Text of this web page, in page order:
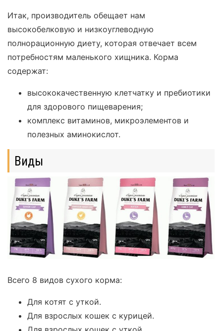
Итак, производитель обещает нам
высокобелковую и низкоуглеводную
полнорационную диету, которая отвечает всем
потребностям маленького хищника. Корма
содержат:
высококачественную клетчатку и пребиотики
для здорового пищеварения;
комплекс витаминов, микроэлементов и
полезных аминокислот.
Виды
Всего 8 видов сухого корма:
Для котят с уткой.
Для взрослых кошек с курицей.